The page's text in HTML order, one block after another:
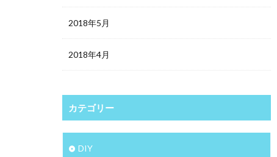
2018年5月
2018年4月
カテゴリー
DIY